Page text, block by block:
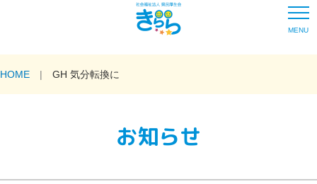
MENU
HOME GH 気分転換に
お知らせ